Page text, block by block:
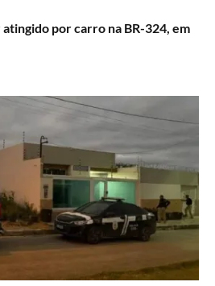
por carro na BR-324, em